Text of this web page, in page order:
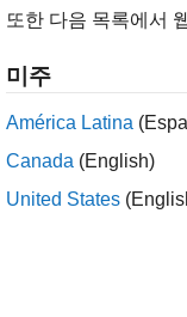
저 앱 열기
식 사용
또한 다음 목록에서
미주
América Latina
Canada (English)
United States